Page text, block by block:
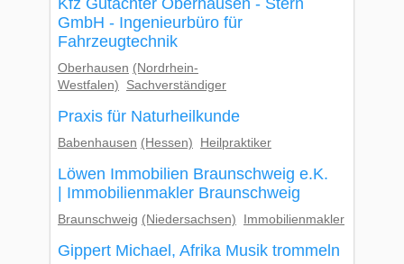
Kfz Gutachter Oberhausen - Stern
GmbH - Ingenieurbüro für
Fahrzeugtechnik
Oberhausen (Nordrhein-
Westfalen)
Sachverständiger
Praxis für Naturheilkunde
Babenhausen (Hessen) Heilpraktiker
Löwen Immobilien Braunschweig e.K.
| Immobilienmakler Braunschweig
Braunschweig (Niedersachsen) Immobilienmakler
Gippert Michael, Afrika Musik trommeln